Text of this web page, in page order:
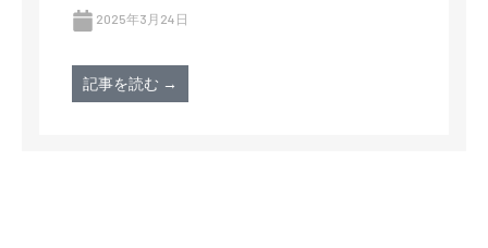
2025年3月24日
記事を読む →